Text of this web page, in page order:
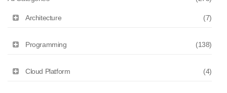
Architecture (7)
Programming (138)
Cloud Platform (4)